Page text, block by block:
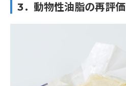
3．動物性油脂の再評価